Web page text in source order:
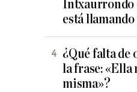
Intxaurrondo
está llamando
¿Qué falta de
la frase: «Ella
misma»?